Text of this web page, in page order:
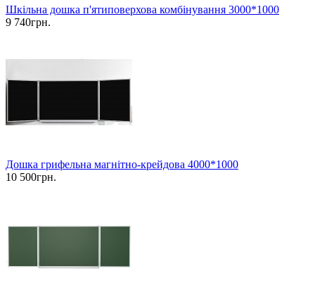
Шкільна дошка п'ятиповерхова комбінування 3000*1000
9 740грн.
Дошка грифельна магнітно-крейдова 4000*1000
10 500грн.